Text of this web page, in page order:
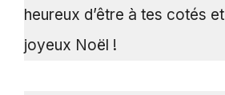
heureux d’être à tes cotés
joyeux Noël !